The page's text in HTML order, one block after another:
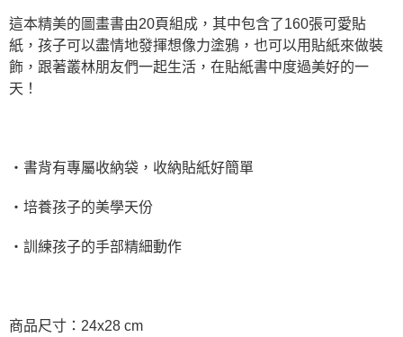
這本精美的圖畫書由20頁組成，其中包含了160張可愛貼
紙，孩子可以盡情地發揮想像力塗鴉，也可以用貼紙來做裝
飾，跟著叢林朋友們一起生活，在貼紙書中度過美好的一
天！
‧書背有專屬收納袋，收納貼紙好簡單
‧培養孩子的美學天份
‧訓練孩子的手部精細動作
商品尺寸：24x28 cm